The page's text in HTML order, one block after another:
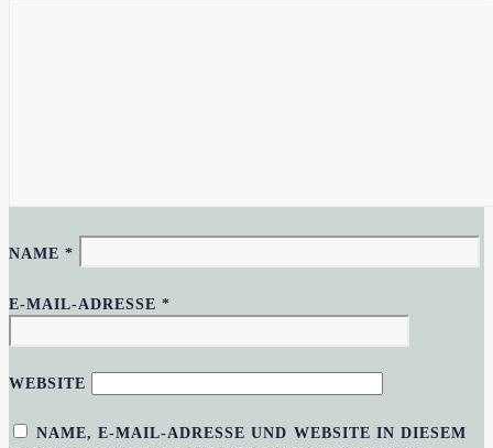
NAME*
E-MAIL-ADRESSE*
WEBSITE
NAME, E-MAIL-ADRESSE UND WEBSITE IN DIESEM